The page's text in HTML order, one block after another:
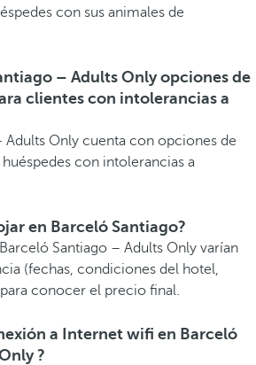
con sus animales de
– Adults Only opciones de
clientes con intolerancias a
Adults Only cuenta con opciones de
con intolerancias a
en Barceló Santiago?
Santiago – Adults Only varían
(fechas, condiciones del hotel,
conocer el precio final.
a Internet wifi en Barceló
?